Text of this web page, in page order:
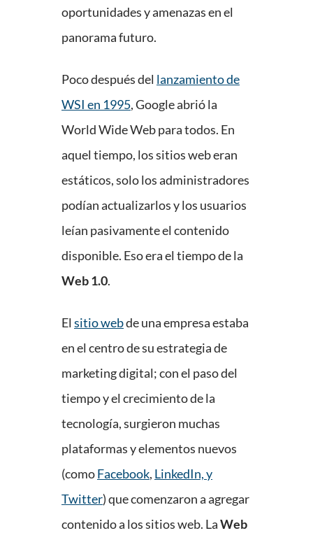
oportunidades y amenazas en el
panorama futuro.
Poco después del lanzamiento de
WSI en 1995, Google abrió la
World Wide Web para todos. En
aquel tiempo, los sitios web eran
estáticos, solo los administradores
podían actualizarlos y los usuarios
leían pasivamente el contenido
disponible. Eso era el tiempo de la
Web 1.0.
El sitio webde una empresa estaba
en el centro de su estrategia de
marketing digital; con el paso del
tiempo y el crecimiento de la
tecnología, surgieron muchas
plataformas y elementos nuevos
(comoFacebook, LinkedIn, y
Twitter) que comenzaron a agregar
contenido a los sitios web. LaWeb